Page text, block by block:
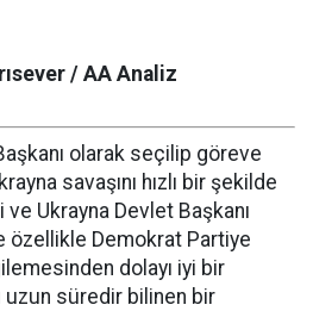
/ AA Analiz
olarak seçilip göreve
savaşını hızlı bir şekilde
Ukrayna Devlet Başkanı
özellikle Demokrat Partiye
dolayı iyi bir
uzun süredir bilinen bir